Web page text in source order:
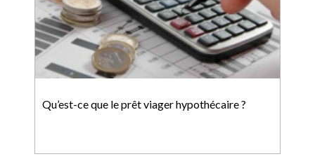
Qu’est-ce que le prêt viager hypothécaire ?